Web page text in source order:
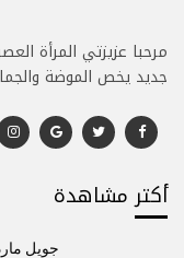
مرحبا عزيزتي المرأة
جديد يخص الموضة
أكتر مشاهدة
جويل